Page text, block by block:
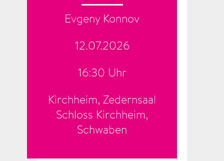
Evgeny Konnov
12.07.2026
16:30 Uhr
Kirchheim, Zedernsaal
Schloss Kirchheim,
Schwaben